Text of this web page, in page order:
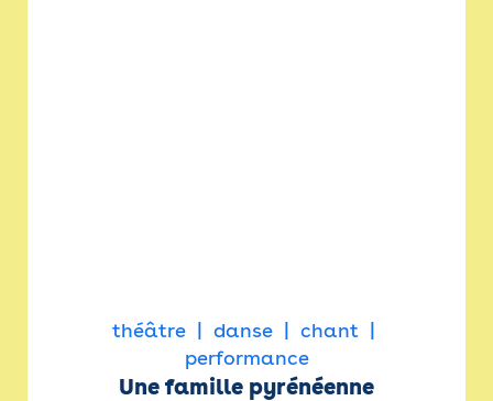
théâtre danse
chant
performance
Une famille pyrénéenne